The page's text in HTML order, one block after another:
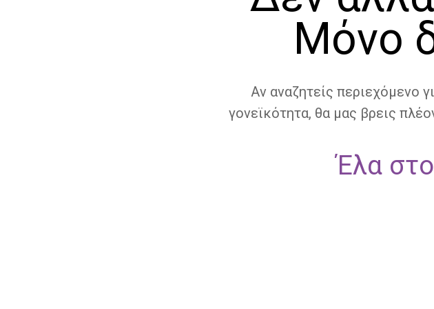
Μόνο
Αν αναζητείς περιεχόμενο
γονεϊκότητα, θα μας βρεις
Έλα